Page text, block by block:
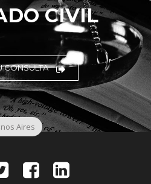
CIVIL
CONSULTA
Aires